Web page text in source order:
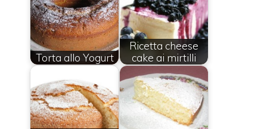
Torta allo Yogurt
Ricetta cheese
cake ai mirtilli